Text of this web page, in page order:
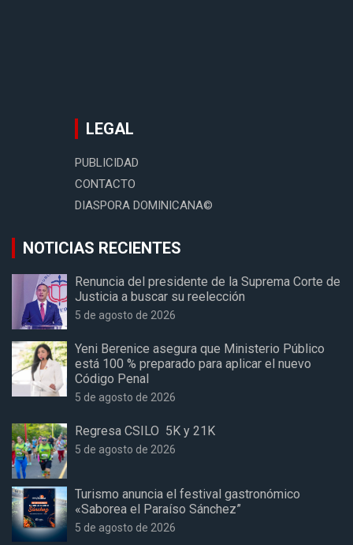
LEGAL
PUBLICIDAD
CONTACTO
DIASPORA DOMINICANA©
NOTICIAS RECIENTES
Renuncia del presidente de la Suprema Corte de
Justicia a buscar su reelección
5 de agosto de 2026
Yeni Berenice asegura que Ministerio Público
está 100 % preparado para aplicar el nuevo
Código Penal
5 de agosto de 2026
Regresa CSILO 5K y 21K
5 de agosto de 2026
Turismo anuncia el festival gastronómico
«Saborea el Paraíso Sánchez”
5 de agosto de 2026